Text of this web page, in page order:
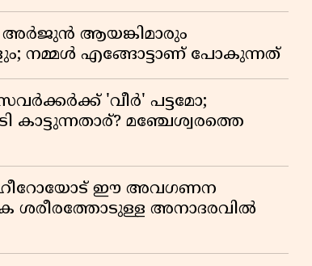
അർജുൻ ആയങ്കിമാരും
നമ്മൾ എങ്ങോട്ടാണ് പോകുന്നത്
'വീർ' പട്ടമോ;
മഞ്ചേശ്വരത്തെ
ഹീറോയോട് ഈ അവഗണന
ശരീരത്തോടുള്ള അനാദരവിൽ